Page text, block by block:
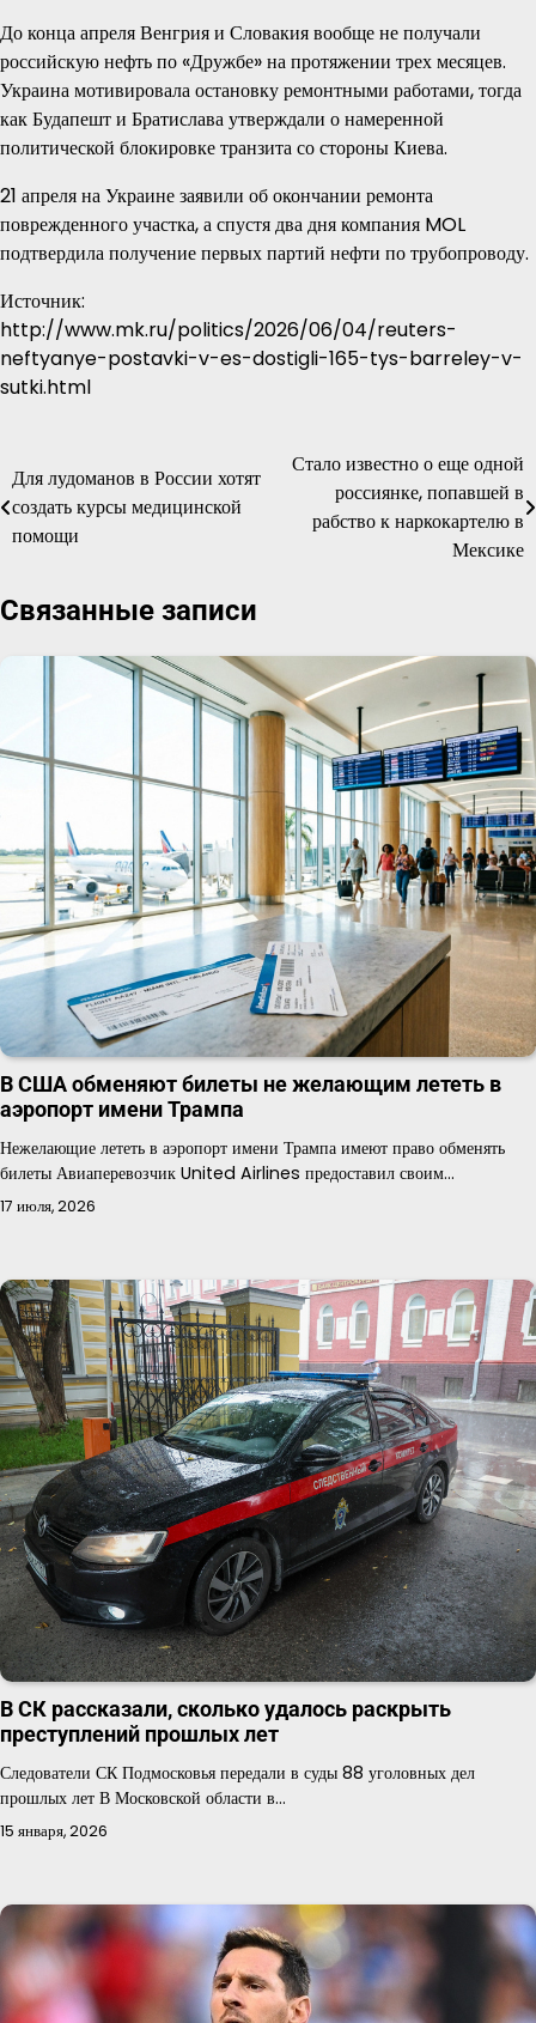
До конца апреля Венгрия и Словакия вообще не получали
российскую нефть по «Дружбе» на протяжении трех месяцев.
Украина мотивировала остановку ремонтными работами, тогда
как Будапешт и Братислава утверждали о намеренной
политической блокировке транзита со стороны Киева.
21 апреля на Украине заявили об окончании ремонта
поврежденного участка, а спустя два дня компания MOL
подтвердила получение первых партий нефти по трубопроводу.
Источник:
http://www.mk.ru/politics/2026/06/04/reuters-
neftyanye-postavki-v-es-dostigli-165-tys-barreley-v-
sutki.html
Навигация
по
записям
Для лудоманов в России хотят
создать курсы медицинской
помощи
Стало известно о еще одной
россиянке, попавшей в
рабство к наркокартелю в
Мексике
Связанные записи
В США обменяют билеты не желающим лететь в
аэропорт имени Трампа
Нежелающие лететь в аэропорт имени Трампа имеют право обменять
билеты Авиаперевозчик United Airlines предоставил своим…
17 июля, 2026
В СК рассказали, сколько удалось раскрыть
преступлений прошлых лет
Следователи СК Подмосковья передали в суды 88 уголовных дел
прошлых лет В Московской области в…
15 января, 2026